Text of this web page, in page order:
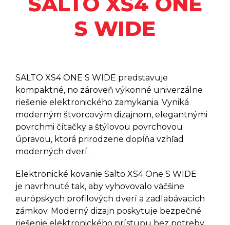
Šetriče Energie SALTO XS4
SENSE DOOR/WINDOW
SENSOR
Šetriče Energie SALTO ENERGY
Samoobslužné Automaty SALTO
KIOSK
Elektronické Kľúče - SALTO
NOSIČE
Mobilná Technológia SALTO
JUSTIN
Softvérový Program SALTO
SPACE
SALTO KS
SALTO HOMELOK
S WIDE
SALTO XS4 ONE S WIDE predstavuje
kompaktné, no zároveň výkonné univerzálne
riešenie elektronického zamykania. Vyniká
moderným štvorcovým dizajnom, elegantnými
povrchmi čítačky a štýlovou povrchovou
úpravou, ktorá prirodzene dopĺňa vzhľad
moderných dverí.
Elektronické kovanie Salto XS4 One S WIDE
je navrhnuté tak, aby vyhovovalo väčšine
európskych profilových dverí a zadlabávacích
zámkov. Moderný dizajn poskytuje bezpečné
riešenie elektronického prístupu bez potreby